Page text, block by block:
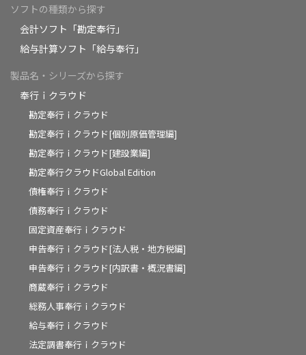
ソフトの種類から探す
会計ソフト「勘定奉行」
給与計算ソフト「給与奉行」
製品名・シリーズから探す
奉行ｉクラウド
勘定奉行ｉクラウド
勘定奉行ｉクラウド[個別原価管理編]
勘定奉行ｉクラウド[建設業編]
勘定奉行クラウドGlobal Edition
債権奉行ｉクラウド
債務奉行ｉクラウド
固定資産奉行ｉクラウド
申告奉行ｉクラウド[法人税・地方税編]
申告奉行ｉクラウド[内訳書・概況書編]
商蔵奉行ｉクラウド
総務人事奉行ｉクラウド
給与奉行ｉクラウド
法定調書奉行ｉクラウド